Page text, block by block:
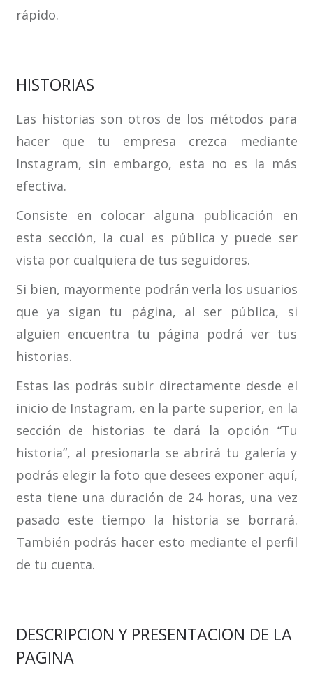
rápido.
HISTORIAS
Las historias son otros de los métodos para
hacer que tu empresa crezca mediante
Instagram, sin embargo, esta no es la más
efectiva.
Consiste en colocar alguna publicación en
esta sección, la cual es pública y puede ser
vista por cualquiera de tus seguidores.
Si bien, mayormente podrán verla los usuarios
que ya sigan tu página, al ser pública, si
alguien encuentra tu página podrá ver tus
historias.
Estas las podrás subir directamente desde el
inicio de Instagram, en la parte superior, en la
sección de historias te dará la opción “Tu
historia”, al presionarla se abrirá tu galería y
podrás elegir la foto que desees exponer aquí,
esta tiene una duración de 24 horas, una vez
pasado este tiempo la historia se borrará.
También podrás hacer esto mediante el perfil
de tu cuenta.
DESCRIPCION Y PRESENTACION DE LA
PAGINA